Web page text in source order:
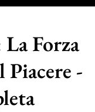
Forza
Piacere -